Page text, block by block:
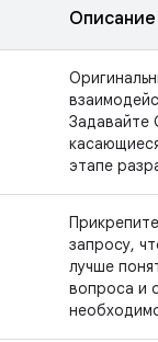
Описание
Задавайте
этапе
запросу,
лучше
вопроса и